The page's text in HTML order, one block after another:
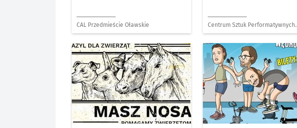
CAL Przedmieście Oławskie
Centrum Sztuk Performatywnych
Instytutu Grotowskiego